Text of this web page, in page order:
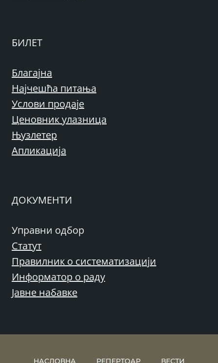
БИЛЕТ
Благајна
Најчешћа питања
Услови продаје
Ценовник улазница
Њузлетер
Апликација
ДОКУМЕНТИ
Управни одбор
Статут
Правилник о систематизацији
Информатор о раду
Јавне набавке
НАСЛОВНА РЕПЕРТОАР ВЕСТИ